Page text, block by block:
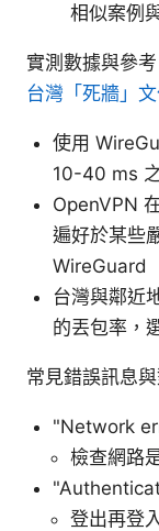
相似案例
實測數據與參考
台灣「死牆」
使用
10-40 ms
OpenVPN
遍好於某些
WireGuard
台灣與鄰近
的丟包率，
常見錯誤訊息
"Network
檢查網路
登出再登